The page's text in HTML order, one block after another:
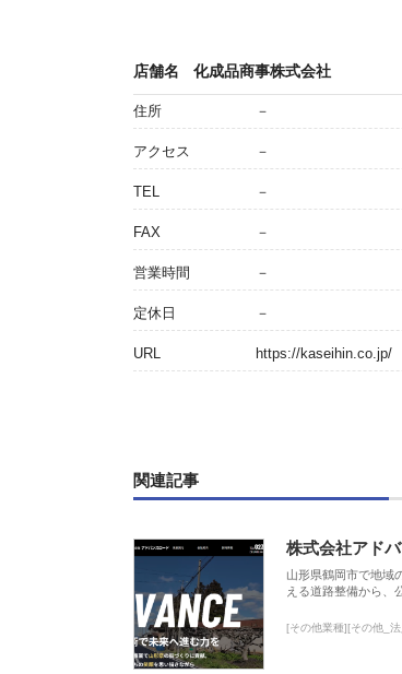
店舗名 化成品商事株式会社
住所 －
アクセス －
TEL －
FAX －
営業時間 －
定休日 －
URL https://kaseihin.co.jp/
関連記事
株式会社アド
山形県鶴岡市で地域
える道路整備から、
[その他業種][その他_